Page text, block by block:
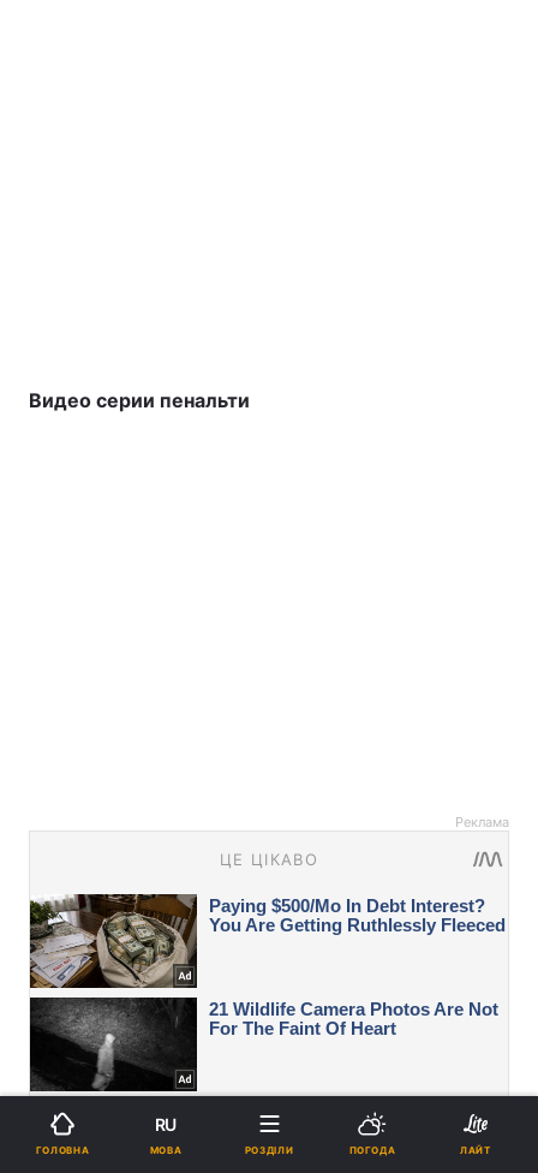
Видео серии пенальти
Реклама
ГОЛОВНА
RU
МОВА РОЗДІЛИ ПОГОДА ЛАЙТ